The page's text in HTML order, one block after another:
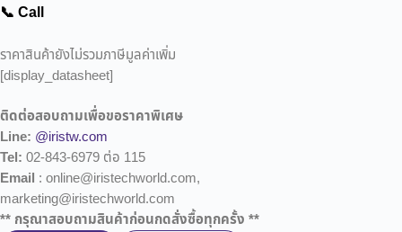
📞 Call
ราคาสินค้ายังไม่รวมภาษีมูลค่าเพิ่ม
[display_datasheet]
ติดต่อสอบถามเพื่อขอราคาพิเศษ
Line: @iristw.com
Tel: 02-843-6979 ต่อ 115
Email : online@iristechworld.com,
marketing@iristechworld.com
** กรุณาสอบถามสินค้าก่อนกดสั่งซื้อทุกครั้ง **